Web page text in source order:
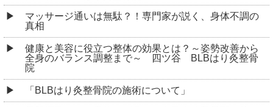
マッサージ通いは無駄？！専門家が説く、身体不調の
真相
健康と美容に役立つ整体の効果とは？～姿勢改善から
全身のバランス調整まで～ 四ツ谷 BLBはり灸整骨
院
「BLBはり灸整骨院の施術について」